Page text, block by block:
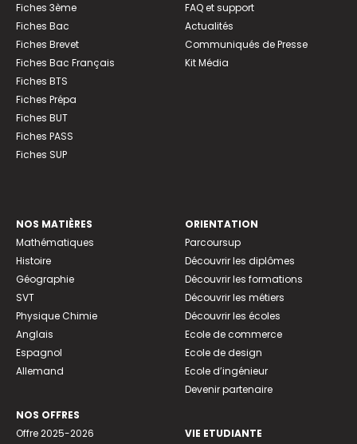
Fiches 3ème
Fiches Bac
Fiches Brevet
Fiches Bac Français
Fiches BTS
Fiches Prépa
Fiches BUT
Fiches PASS
Fiches SUP
FAQ et support
Actualités
Communiqués de Presse
Kit Média
NOS MATIÈRES
Mathématiques
Histoire
Géographie
SVT
Physique Chimie
Anglais
Espagnol
Allemand
NOS OFFRES
Offre 2025-2026
ORIENTATION
Parcoursup
Découvrir les diplômes
Découvrir les formations
Découvrir les métiers
Découvrir les écoles
Ecole de commerce
Ecole de design
Ecole d’ingénieur
Devenir partenaire
VIE ETUDIANTE